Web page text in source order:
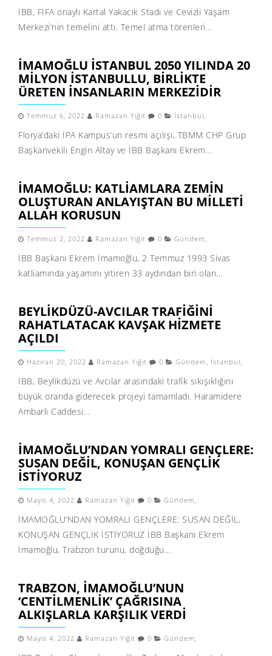
İBB, FİFA onaylı Kartal Yakacık Stadı ve Cevizli Yaşam
Merkezi’nin temelini attı. Temel atma törenleri...
İMAMOĞLU İSTANBUL 2050 YILINDA 20
MİLYON İSTANBULLU, BİRLİKTE
ÜRETEN İNSANLARIN MERKEZİDİR
Temmuz 6, 2022 Ramazan Yiğit 0 İstanbul,
Florya’daki İPA Kampus’un resmi açılışı, TBMM CHP Grup
Başkanvekili Engin Altay ve İBB Başkanı Ekrem...
İMAMOĞLU: KATLİAMLARA ZEMİN
OLUŞTURAN ANLAYIŞTAN BU MİLLETİ
ALLAH KORUSUN
Temmuz 2, 2022 Ramazan Yiğit 0 Gündem ,
İBB Başkanı Ekrem İmamoğlu, 2 Temmuz 1993 Sivas
katliamında yaşamını yitiren 33 aydından biri olan...
BEYLİKDÜZÜ-AVCILAR TRAFİĞİNİ
RAHATLATACAK KAVŞAK HİZMETE
AÇILDI
Haziran 20, 2022 Ramazan Yiğit 0 Gündem , İstanbul,
İBB, Beylikdüzü ve Avcılar arasındaki trafik sıkışıklığını
büyük oranda giderecek projeyi tamamladı. Haramidere
Ambarlı Caddesi...
İMAMOĞLU’NDAN YOMRALI GENÇLERE:
SUSAN DEĞİL, KONUŞAN GENÇLİK
İSTİYORUZ
Mayıs 4, 2022 Ramazan Yiğit 0 Gündem ,
İMAMOĞLU’NDAN YOMRALI GENÇLERE: SUSAN DEĞİL,
KONUŞAN GENÇLİK İSTİYORUZ İBB Başkanı Ekrem
İmamoğlu, Trabzon turunu, doğduğu...
TRABZON, İMAMOĞLU’NUN
‘CENTİLMENLİK’ ÇAĞRISINA
ALKIŞLARLA KARŞILIK VERDİ
Mayıs 4, 2022 Ramazan Yiğit 0 Gündem ,